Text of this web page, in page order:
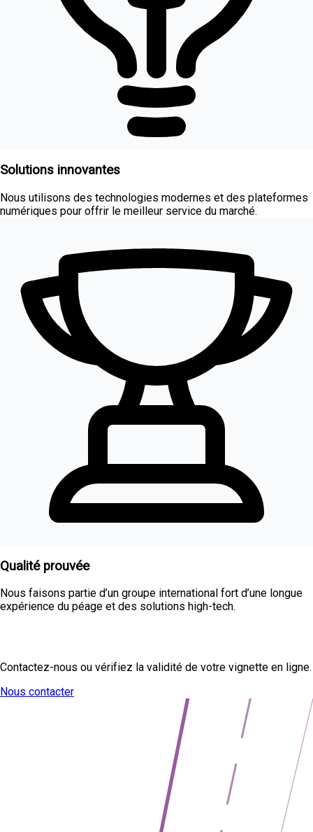
Solutions innovantes
Nous utilisons des technologies modernes et des plateformes
numériques pour offrir le meilleur service du marché.
Qualité prouvée
Nous faisons partie d’un groupe international fort d’une longue
expérience du péage et des solutions high-tech.
Contactez-nous ou vérifiez la validité de votre vignette en ligne.
Nous contacter